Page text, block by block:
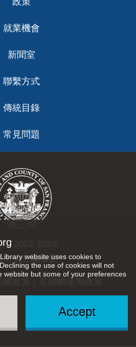
website uses cookies to
the use of cookies will not
website but some of your preferences
Accept
就業機會
新聞室
聯繫方式
傳統目錄
常見問題
© 2002-2026
市公立圖書館